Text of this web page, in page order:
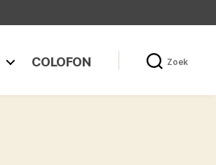
COLOFON Zoek